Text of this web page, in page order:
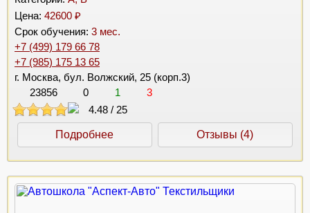
Цена: 42600 ₽
Срок обучения: 3 мес.
+7 (499) 179 66 78
+7 (985) 175 13 65
г. Москва, бул. Волжский, 25 (корп.3)
23856
0 1
3
4.48 / 25
Подробнее Отзывы (4)